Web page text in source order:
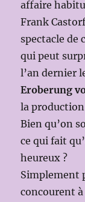
affaire
Frank
spectacle de
qui peut
l’an dernier
Eroberung
la
Bien qu’on
ce qui fait
heureux ?
Simplement
concourent à